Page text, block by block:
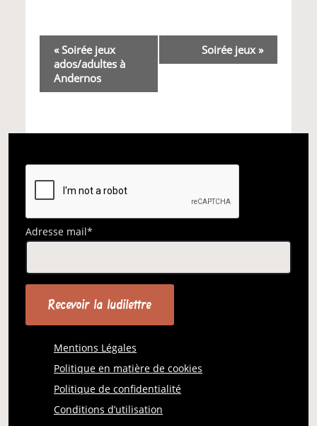
Navigation
Évènement
«Soirée jeux
ados/adultes à
Andernos
Soirée jeux»
Adresse mail*
Mentions Légales
Politique en matière de cookies
Politique de confidentialité
Conditions d’utilisation